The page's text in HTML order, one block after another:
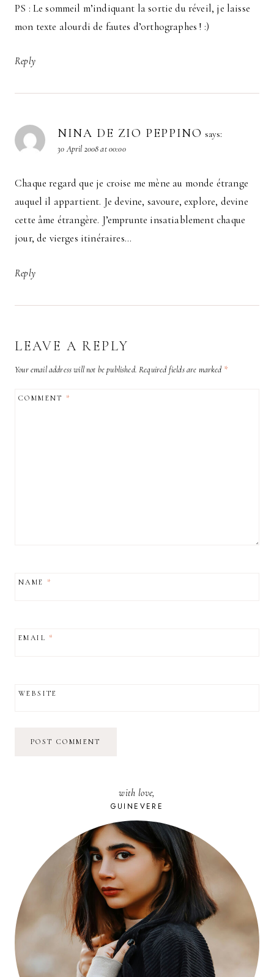
PS : Le sommeil m’indiquant la sortie du réveil, je laisse
mon texte alourdi de fautes d’orthographes ! :)
Reply
NINA DE ZIO PEPPINO says:
30 April 2008 at 00:00
Chaque regard que je croise me mène au monde étrange
auquel il appartient. Je devine, savoure, explore, devine
cette âme étrangère. J’emprunte insatiablement chaque
jour, de vierges itinéraires…
Reply
LEAVE A REPLY
Your email address will not be published. Required fields are marked *
COMMENT*
NAME *
EMAIL*
WEBSITE
with love,
GUINEVERE